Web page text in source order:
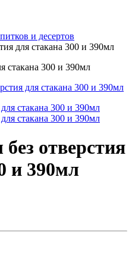
и десертов
для стакана 300 и 390мл
стакана 300 и 390мл
отверстия
и 390мл